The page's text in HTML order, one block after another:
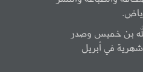
بن خميس وصدر
في أبريل